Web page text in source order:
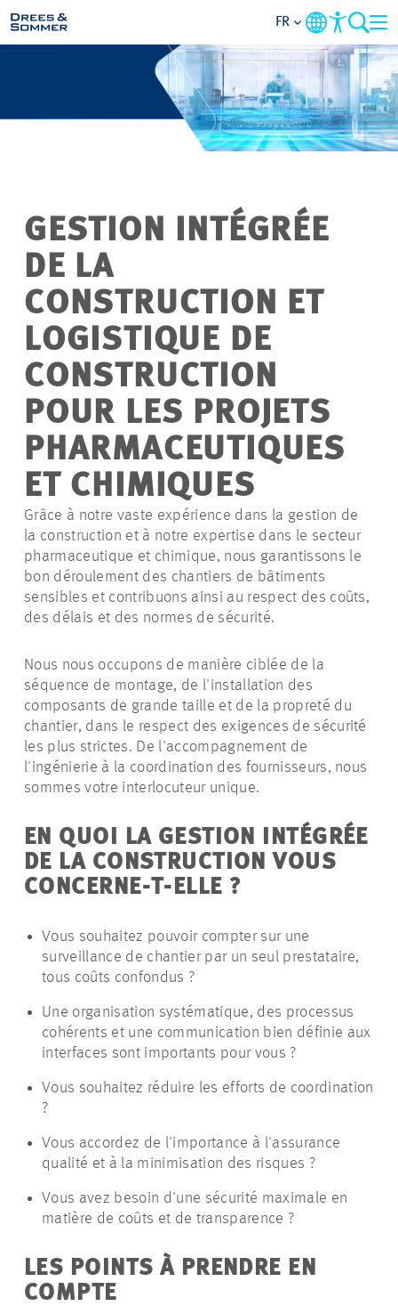
DOMAINES
SERVICES
THÈMES PRIORITAIRES
CONTACT
CARRIÈRE
FR
GESTION INTÉGRÉE
DE LA
CONSTRUCTION ET
LOGISTIQUE DE
CONSTRUCTION
POUR LES PROJETS
PHARMACEUTIQUES
ET CHIMIQUES
Grâce à notre vaste expérience dans la gestion de
la construction et à notre expertise dans le secteur
pharmaceutique et chimique, nous garantissons le
bon déroulement des chantiers de bâtiments
sensibles et contribuons ainsi au respect des coûts,
des délais et des normes de sécurité.
Nous nous occupons de manière ciblée de la
séquence de montage, de l'installation des
composants de grande taille et de la propreté du
chantier, dans le respect des exigences de sécurité
les plus strictes. De l'accompagnement de
l'ingénierie à la coordination des fournisseurs, nous
sommes votre interlocuteur unique.
EN QUOI LA GESTION INTÉGRÉE
DE LA CONSTRUCTION VOUS
CONCERNE-T-ELLE ?
Vous souhaitez pouvoir compter sur une
surveillance de chantier par un seul prestataire,
tous coûts confondus ?
Une organisation systématique, des processus
cohérents et une communication bien définie aux
interfaces sont importants pour vous ?
Vous souhaitez réduire les efforts de coordination
?
Vous accordez de l'importance à l'assurance
qualité et à la minimisation des risques ?
Vous avez besoin d'une sécurité maximale en
matière de coûts et de transparence ?
LES POINTS À PRENDRE EN
COMPTE